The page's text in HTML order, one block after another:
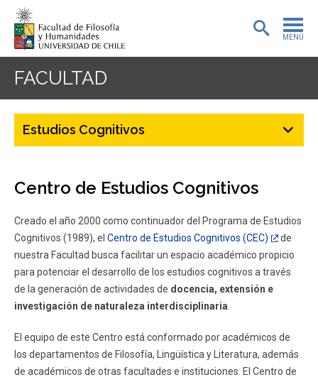
MENÚ
PREGRADO
INVESTIGACIÓN
EXTENSIÓN
BIBLIOTECA
DEPARTAMENTOS
Estudiantes Funcionarios
FACULTAD
Estudios Cognitivos
Centro de Estudios Cognitivos
Creado el año 2000 como continuador del Programa de Estudios
Cognitivos (1989), el Centro de Estudios Cognitivos (CEC)
de
nuestra Facultad busca facilitar un espacio académico propicio
para potenciar el desarrollo de los estudios cognitivos a través
de la generación de actividades de docencia, extensión e
investigación de naturaleza interdisciplinaria
El equipo de este Centro está conformado por académicos de
los departamentos de Filosofía, Lingüística y Literatura, además
de académicos de otras facultades e instituciones. El Centro de